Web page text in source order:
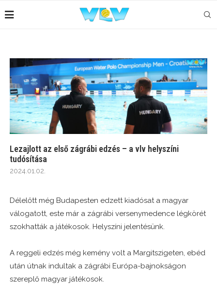
Lezajlott az első zágrábi edzés – a vlv helyszíni
tudósítása
2024.01.02.
Délelőtt még Budapesten edzett kiadósat a magyar
válogatott, este már a zágrábi versenymedence légkörét
szokhatták a játékosok. Helyszíni jelentésünk.
A reggeli edzés még kemény volt a Margitszigeten, ebéd
után útnak indultak a zágrábi Európa-bajnokságon
szereplő magyar játékosok.